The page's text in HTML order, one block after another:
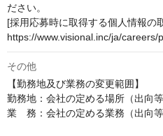
ださい。
[採用応募時に取得する個人情報の
https://www.visional.inc/ja/careers/
その他
【勤務地及び業務の変更範囲】
勤務地：会社の定める場所（出向等
業　務：会社の定める業務（出向等